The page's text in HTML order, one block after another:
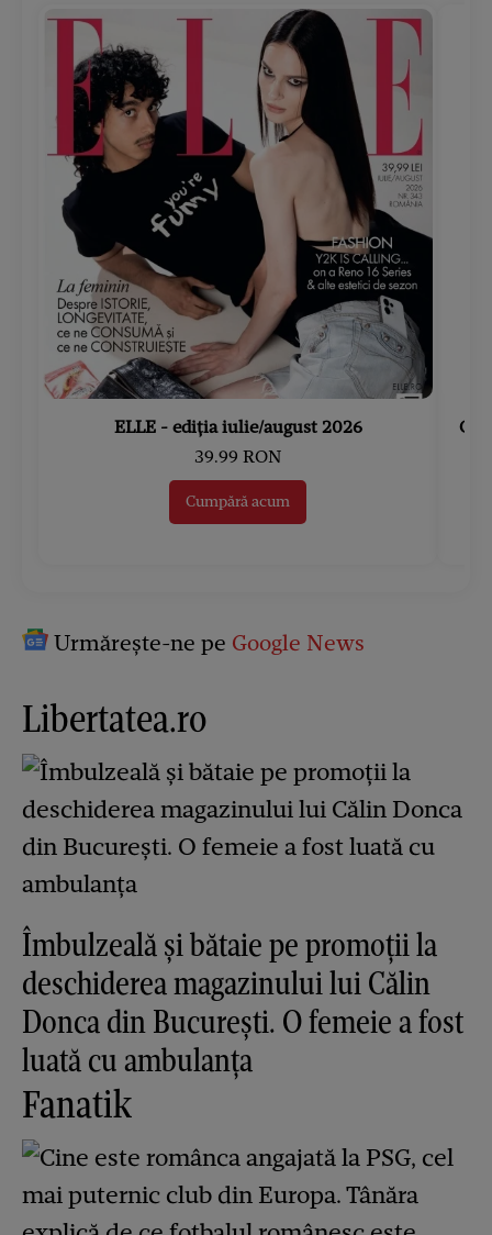
ELLE - ediția iulie/august 2026
39.99 RON
Cumpără acum
Urmărește-ne pe Google News
Libertatea.ro
Îmbulzeală și bătaie pe promoții la
deschiderea magazinului lui Călin
Donca din București. O femeie a fost
luată cu ambulanța
Fanatik